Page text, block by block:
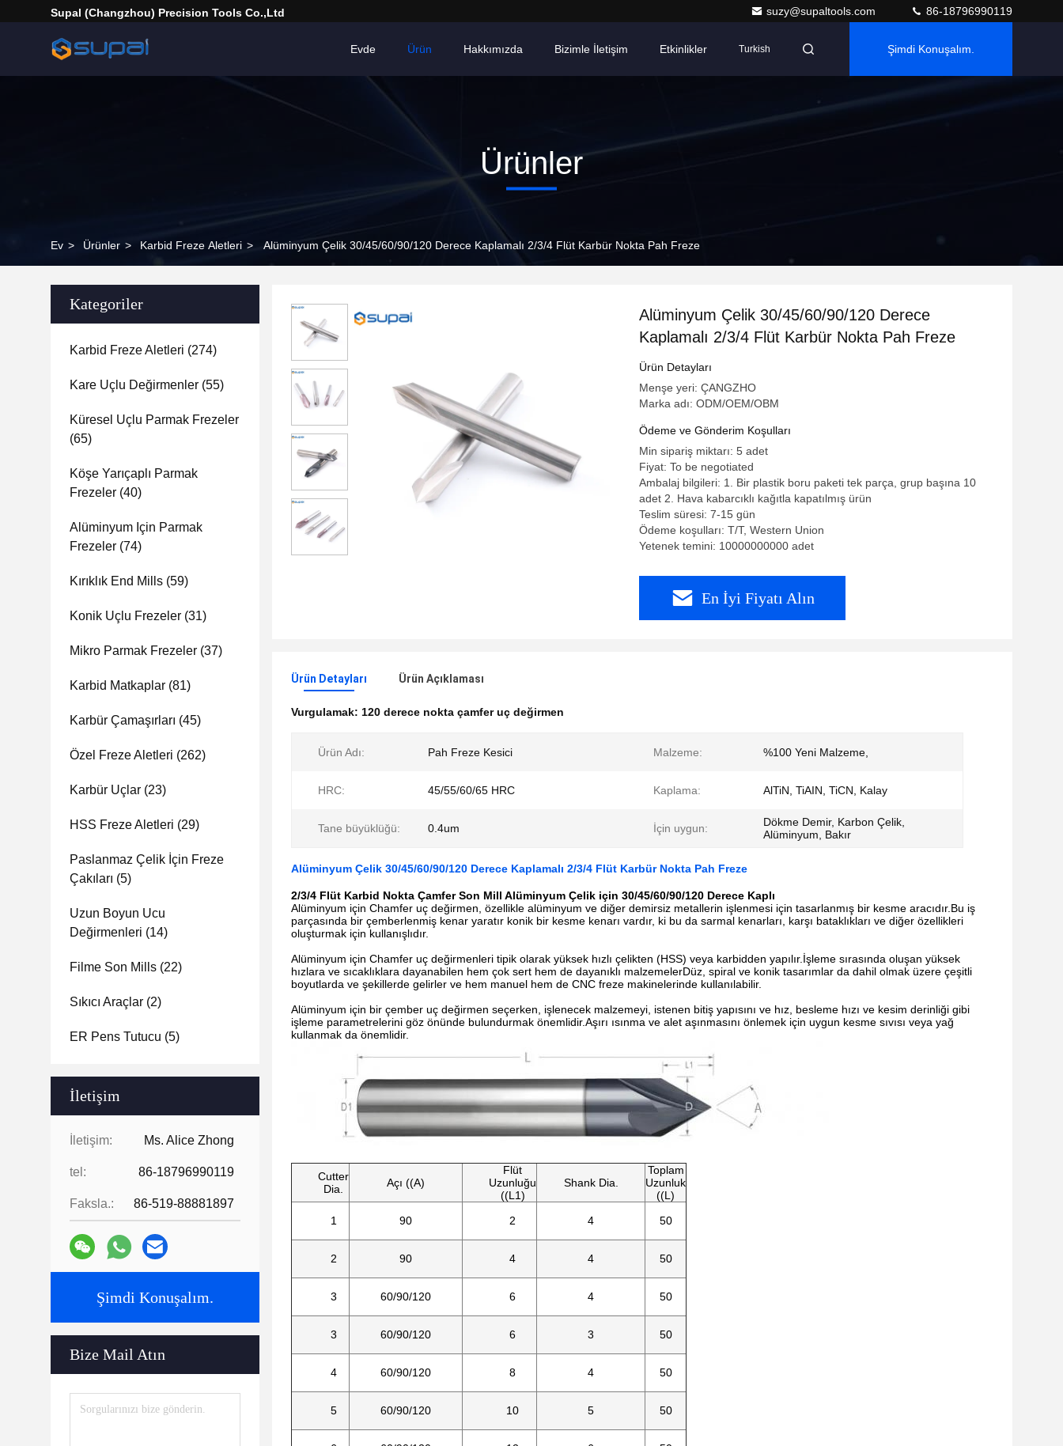
Supal (Changzhou) Precision Tools Co.,Ltd suzy@supaltools.com 86-18796990119
Evde Ürün Hakkımızda Bizimle İletişim Etkinlikler Turkish Şimdi Konuşalım.
Ürünler
Ev > Ürünler > Karbid Freze Aletleri > Alüminyum Çelik 30/45/60/90/120 Derece Kaplamalı 2/3/4 Flüt Karbür Nokta Pah Freze
Kategoriler
Karbid Freze Aletleri (274)
Kare Uçlu Değirmenler (55)
Küresel Uçlu Parmak Frezeler
(65)
Köşe Yarıçaplı Parmak
Frezeler (40)
Alüminyum Için Parmak
Frezeler (74)
Kırıklık End Mills (59)
Konik Uçlu Frezeler (31)
Mikro Parmak Frezeler (37)
Karbid Matkaplar (81)
Karbür Çamaşırları (45)
Özel Freze Aletleri (262)
Karbür Uçlar (23)
HSS Freze Aletleri (29)
Paslanmaz Çelik İçin Freze
Çakıları (5)
Uzun Boyun Ucu
Değirmenleri (14)
Filme Son Mills (22)
Sıkıcı Araçlar (2)
ER Pens Tutucu (5)
İletişim
İletişim: Ms. Alice Zhong
tel: 86-18796990119
Faksla.: 86-519-88881897
Şimdi Konuşalım.
Bize Mail Atın
Alüminyum Çelik 30/45/60/90/120 Derece
Kaplamalı 2/3/4 Flüt Karbür Nokta Pah Freze
Ürün Detayları
Menşe yeri: ÇANGZHO
Marka adı: ODM/OEM/OBM
Ödeme ve Gönderim Koşulları
Min sipariş miktarı: 5 adet
Fiyat: To be negotiated
Ambalaj bilgileri: 1. Bir plastik boru paketi tek parça, grup başına 10
adet 2. Hava kabarcıklı kağıtla kapatılmış ürün
Teslim süresi: 7-15 gün
Ödeme koşulları: T/T, Western Union
Yetenek temini: 10000000000 adet
En İyi Fiyatı Alın
Ürün Detayları Ürün Açıklaması
Vurgulamak: 120 derece nokta çamfer uç değirmen
Ürün Adı: Pah Freze Kesici Malzeme: %100 Yeni Malzeme,
HRC: 45/55/60/65 HRC Kaplama: AlTiN, TiAIN, TiCN, Kalay
Tane büyüklüğü: 0.4um İçin uygun:
Dökme Demir, Karbon Çelik,
Alüminyum, Bakır
Alüminyum Çelik 30/45/60/90/120 Derece Kaplamalı 2/3/4 Flüt Karbür Nokta Pah Freze
2/3/4 Flüt Karbid Nokta Çamfer Son Mill Alüminyum Çelik için 30/45/60/90/120 Derece Kaplı
Alüminyum için Chamfer uç değirmen, özellikle alüminyum ve diğer demirsiz metallerin işlenmesi için tasarlanmış bir kesme aracıdır.Bu iş
parçasında bir çemberlenmiş kenar yaratır konik bir kesme kenarı vardır, ki bu da sarmal kenarları, karşı bataklıkları ve diğer özellikleri
oluşturmak için kullanışlıdır.
Alüminyum için Chamfer uç değirmenleri tipik olarak yüksek hızlı çelikten (HSS) veya karbidden yapılır.İşleme sırasında oluşan yüksek
hızlara ve sıcaklıklara dayanabilen hem çok sert hem de dayanıklı malzemelerDüz, spiral ve konik tasarımlar da dahil olmak üzere çeşitli
boyutlarda ve şekillerde gelirler ve hem manuel hem de CNC freze makinelerinde kullanılabilir.
Alüminyum için bir çember uç değirmen seçerken, işlenecek malzemeyi, istenen bitiş yapısını ve hız, besleme hızı ve kesim derinliği gibi
işleme parametrelerini göz önünde bulundurmak önemlidir.Aşırı ısınma ve alet aşınmasını önlemek için uygun kesme sıvısı veya yağ
kullanmak da önemlidir.
Cutter
Dia.
Açı ((A)
Flüt
Uzunluğu
((L1)
Shank Dia.
Toplam
Uzunluk
((L)
1
90 2 4 50
2 90 4 4 50
3 60/90/120 6 4 50
3 60/90/120 6 3 50
4 60/90/120 8 4 50
5 60/90/120 10 5 50